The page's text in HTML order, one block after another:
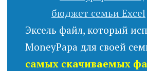
Эксель файл, который
MoneyPapa для своей
самых скачиваемых